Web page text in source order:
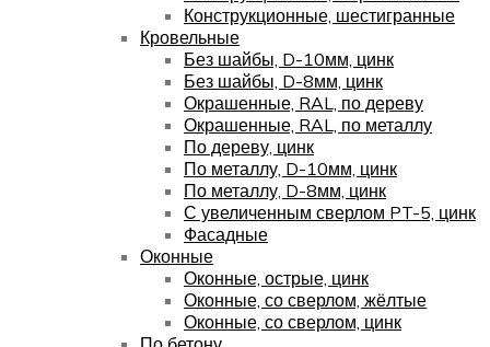
Конструкционные, шестигранные
Кровельные
Без шайбы, D-10мм, цинк
Без шайбы, D-8мм, цинк
Окрашенные, RAL, по дереву
Окрашенные, RAL, по металлу
По дереву, цинк
По металлу, D-10мм, цинк
По металлу, D-8мм, цинк
С увеличенным сверлом PT-5, цинк
Фасадные
Оконные
Оконные, острые, цинк
Оконные, со сверлом, жёлтые
Оконные, со сверлом, цинк